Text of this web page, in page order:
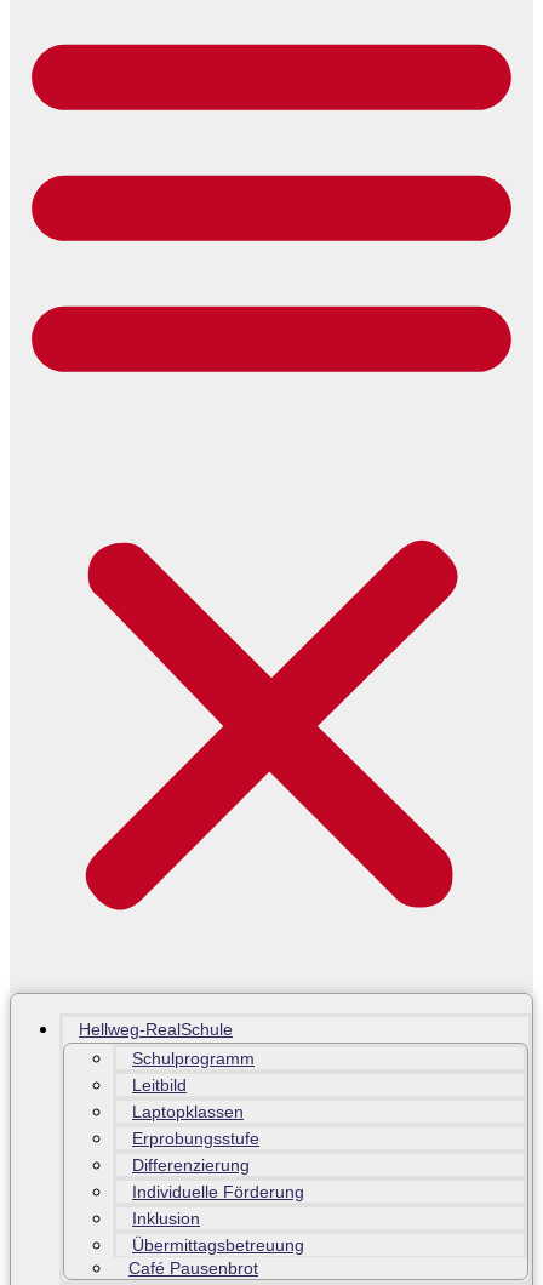
Hellweg-RealSchule
Schulprogramm
Leitbild
Laptopklassen
Erprobungsstufe
Differenzierung
Individuelle Förderung
Inklusion
Übermittagsbetreuung
Café Pausenbrot